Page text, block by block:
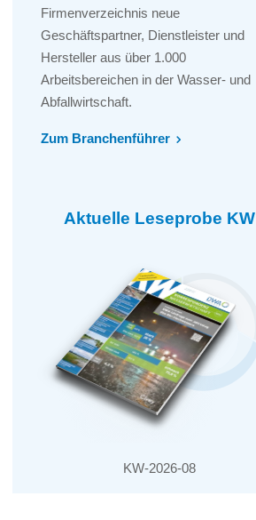
Firmenverzeichnis neue
Geschäftspartner, Dienstleister und
Hersteller aus über 1.000
Arbeitsbereichen in der Wasser- und
Abfallwirtschaft.
Zum Branchenführer
Aktuelle Leseprobe KW
KW-2026-08